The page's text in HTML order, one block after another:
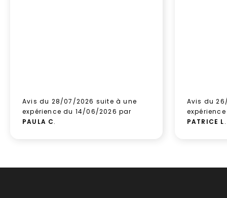
Avis du 28/07/2026 suite à une
expérience du 14/06/2026 par
PAULA C.
Avis du
PATRICE L.